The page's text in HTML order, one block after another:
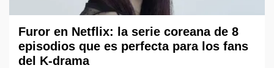
Furor en Netflix: la serie coreana de 8
episodios que es perfecta para los fans
del K-drama